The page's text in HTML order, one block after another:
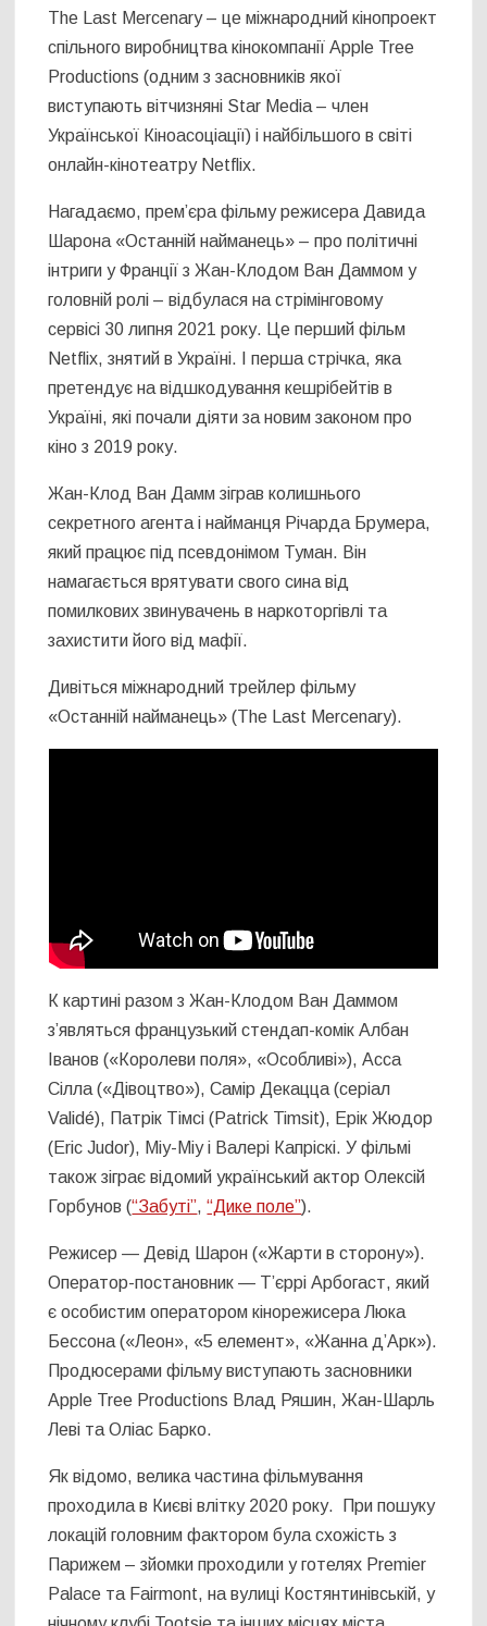
The Last Mercenary – це міжнародний кінопроект
спільного виробництва кінокомпанії Apple Tree
Productions (одним з засновників якої
виступають вітчизняні Star Media – член
Української Кіноасоціації) і найбільшого в світі
онлайн-кінотеатру Netflix.
Нагадаємо, прем’єра фільму режисера Давида
Шарона «Останній найманець» – про політичні
інтриги у Франції з Жан-Клодом Ван Даммом у
головній ролі – відбулася на стрімінговому
сервісі 30 липня 2021 року. Це перший фільм
Netflix, знятий в Україні. І перша стрічка, яка
претендує на відшкодування кешрібейтів в
Україні, які почали діяти за новим законом про
кіно з 2019 року.
Жан-Клод Ван Дамм зіграв колишнього
секретного агента і найманця Річарда Брумера,
який працює під псевдонімом Туман. Він
намагається врятувати свого сина від
помилкових звинувачень в наркоторгівлі та
захистити його від мафії.
Дивіться міжнародний трейлер фільму
«Останній найманець» (The Last Mercenary).
К картині разом з Жан-Клодом Ван Даммом
з’являться французький стендап-комік Албан
Іванов («Королеви поля», «Особливі»), Асса
Сілла («Дівоцтво»), Самір Декацца (серіал
Validé), Патрік Тімсі (Patrick Timsit), Ерік Жюдор
(Eric Judor), Міу-Міу і Валері Капріскі. У фільмі
також зіграє відомий український актор Олексій
Горбунов (“Забуті”,“Дике поле”).
Режисер — Девід Шарон («Жарти в сторону»).
Оператор-постановник — Т’єррі Арбогаст, який
є особистим оператором кінорежисера Люка
Бессона («Леон», «5 елемент», «Жанна д’Арк»).
Продюсерами фільму виступають засновники
Apple Tree Productions Влад Ряшин, Жан-Шарль
Леві та Оліас Барко.
Як відомо, велика частина фільмування
проходила в Києві влітку 2020 року. При пошуку
локацій головним фактором була схожість з
Парижем – зйомки проходили у готелях Premier
Palace та Fairmont, на вулиці Костянтинівській, у